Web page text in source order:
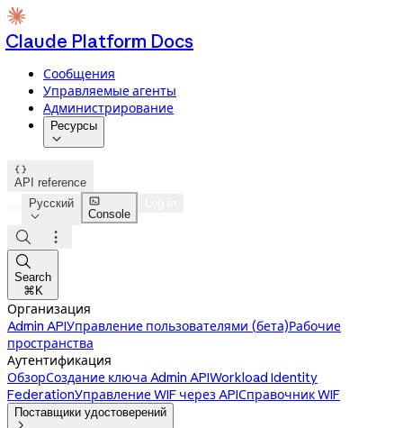
Claude Platform Docs
Сообщения
Управляемые агенты
Администрирование
Ресурсы


API reference
Русский


Console



Search
⌘K
Организация
Admin APIУправление пользователями (бета)Рабочие
пространства
Аутентификация
ОбзорСоздание ключа Admin APIWorkload Identity
FederationУправление WIF через APIСправочник WIF
Поставщики удостоверений
